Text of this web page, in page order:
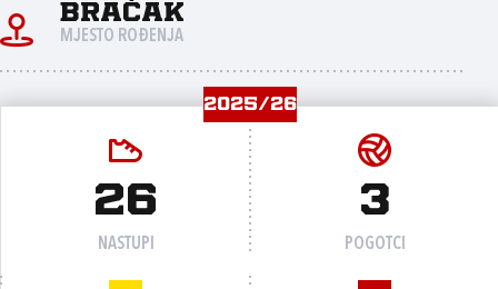
Bračak
MJESTO ROĐENJA
2025/26
26
NASTUPI
3
POGOTCI